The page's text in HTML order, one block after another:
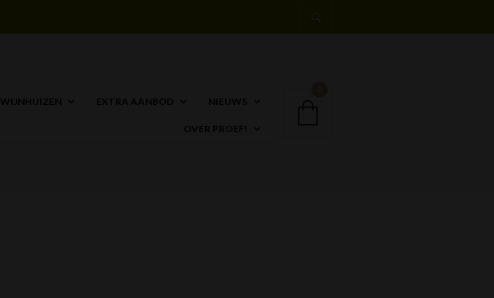
WIJNHUIZEN EXTRA AANBOD NIEUWS
OVER PROEF!